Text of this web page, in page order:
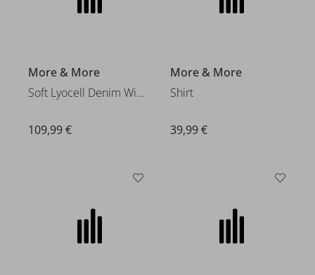
More & More
Soft Lyocell Denim Wide Leg Pa
109,99 €
More & More
Shirt
39,99 €